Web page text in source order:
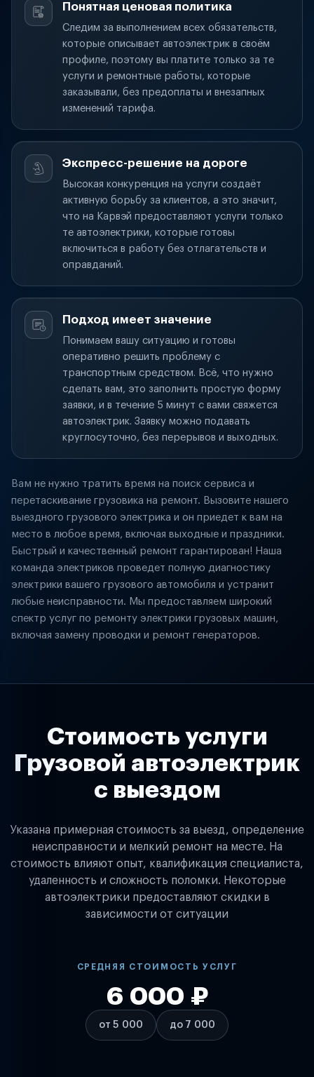
Понятная ценовая политика
Следим за выполнением всех обязательств,
которые описывает автоэлектрик в своём
профиле, поэтому вы платите только за те
услуги и ремонтные работы, которые
заказывали, без предоплаты и внезапных
изменений тарифа.
Экспресс-решение на дороге
Высокая конкуренция на услуги создаёт
активную борьбу за клиентов, а это значит,
что на Карвэй предоставляют услуги только
те автоэлектрики, которые готовы
включиться в работу без отлагательств и
оправданий.
Подход имеет значение
Понимаем вашу ситуацию и готовы
оперативно решить проблему с
транспортным средством. Всё, что нужно
сделать вам, это заполнить простую форму
заявки, и в течение 5 минут с вами свяжется
автоэлектрик. Заявку можно подавать
круглосуточно, без перерывов и выходных.
Вам не нужно тратить время на поиск сервиса и
перетаскивание грузовика на ремонт. Вызовите нашего
выездного грузового электрика и он приедет к вам на
место в любое время, включая выходные и праздники.
Быстрый и качественный ремонт гарантирован! Наша
команда электриков проведет полную диагностику
электрики вашего грузового автомобиля и устранит
любые неисправности. Мы предоставляем широкий
спектр услуг по ремонту электрики грузовых машин,
включая замену проводки и ремонт генераторов.
Стоимость услуги
Грузовой автоэлектрик
с выездом
Указана примерная стоимость за выезд, определение
неисправности и мелкий ремонт на месте. На
стоимость влияют опыт, квалификация специалиста,
удаленность и сложность поломки. Некоторые
автоэлектрики предоставляют скидки в
зависимости от ситуации
СРЕДНЯЯ СТОИМОСТЬ УСЛУГ
от 5 000
6 000 ₽
до 7 000